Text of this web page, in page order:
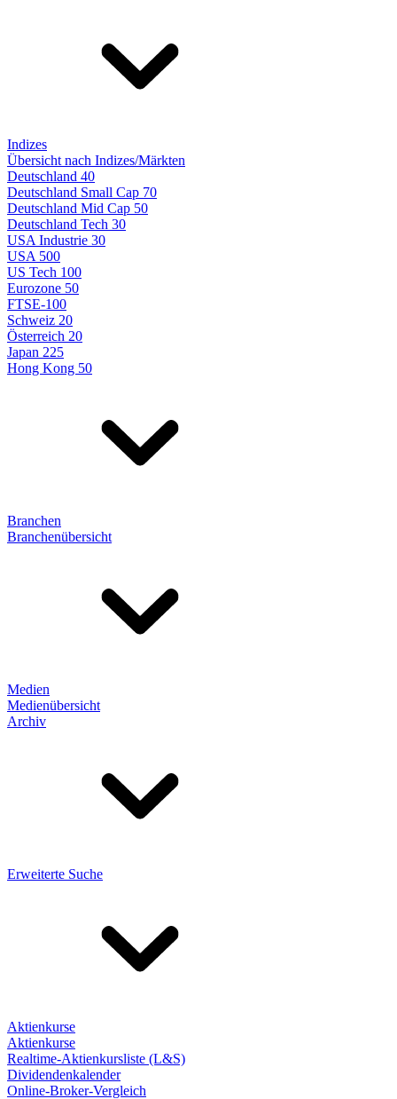
Indizes
Übersicht nach Indizes/Märkten
Deutschland 40
Deutschland Small Cap 70
Deutschland Mid Cap 50
Deutschland Tech 30
USA Industrie 30
USA 500
US Tech 100
Eurozone 50
FTSE-100
Schweiz 20
Österreich 20
Japan 225
Hong Kong 50
Branchen
Branchenübersicht
Medien
Medienübersicht
Archiv
Erweiterte Suche
Aktienkurse
Aktienkurse
Realtime-Aktienkursliste (L&S)
Dividendenkalender
Online-Broker-Vergleich